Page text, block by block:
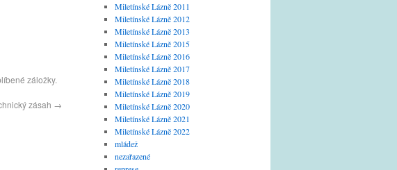
záložky.
zásah →
Miletínské Lázně 2011
Miletínské Lázně 2012
Miletínské Lázně 2013
Miletínské Lázně 2015
Miletínské Lázně 2016
Miletínské Lázně 2017
Miletínské Lázně 2018
Miletínské Lázně 2019
Miletínské Lázně 2020
Miletínské Lázně 2021
Miletínské Lázně 2022
mládež
nezařazené